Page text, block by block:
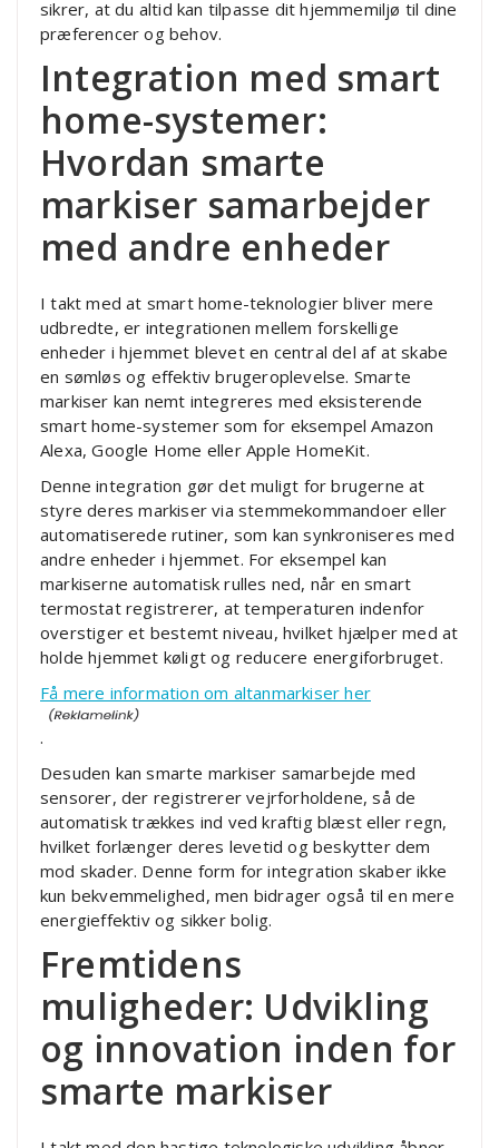
sikrer, at du altid kan tilpasse dit hjemmemiljø til dine
præferencer og behov.
Integration med smart
home-systemer:
Hvordan smarte
markiser samarbejder
med andre enheder
I takt med at smart home-teknologier bliver mere
udbredte, er integrationen mellem forskellige
enheder i hjemmet blevet en central del af at skabe
en sømløs og effektiv brugeroplevelse. Smarte
markiser kan nemt integreres med eksisterende
smart home-systemer som for eksempel Amazon
Alexa, Google Home eller Apple HomeKit.
Denne integration gør det muligt for brugerne at
styre deres markiser via stemmekommandoer eller
automatiserede rutiner, som kan synkroniseres med
andre enheder i hjemmet. For eksempel kan
markiserne automatisk rulles ned, når en smart
termostat registrerer, at temperaturen indenfor
overstiger et bestemt niveau, hvilket hjælper med at
holde hjemmet køligt og reducere energiforbruget.
Få mere information om altanmarkiser her
.
Desuden kan smarte markiser samarbejde med
sensorer, der registrerer vejrforholdene, så de
automatisk trækkes ind ved kraftig blæst eller regn,
hvilket forlænger deres levetid og beskytter dem
mod skader. Denne form for integration skaber ikke
kun bekvemmelighed, men bidrager også til en mere
energieffektiv og sikker bolig.
Fremtidens
muligheder: Udvikling
og innovation inden for
smarte markiser